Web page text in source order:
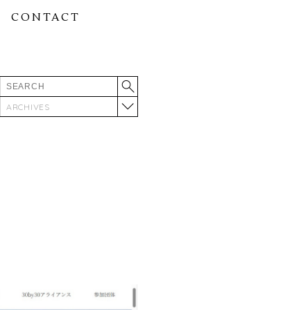
CONTACT
ARCHIVES